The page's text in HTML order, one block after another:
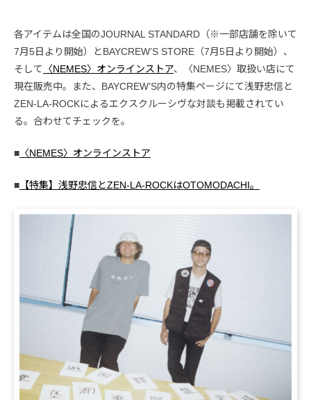
各アイテムは全国のJOURNAL STANDARD（※一部店舗を除いて
7月5日より開始）とBAYCREW’S STORE（7月5日より開始）、
そして
〈NEMES〉オンラインストア、〈NEMES〉取扱い店にて
現在販売中。また、BAYCREW’S内の特集ページにて浅野忠信と
ZEN-LA-ROCKによるエクスクルーシヴな対談も掲載されてい
る。合わせてチェックを。
■ 〈NEMES〉オンラインストア
■ 【特集】浅野忠信とZEN-LA-ROCKはOTOMODACHI。